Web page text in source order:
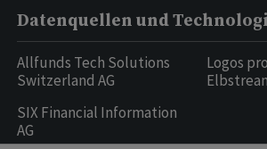
Datenquellen und
Allfunds Tech Solutions
Switzerland AG
SIX Financial Information
AG
Logos